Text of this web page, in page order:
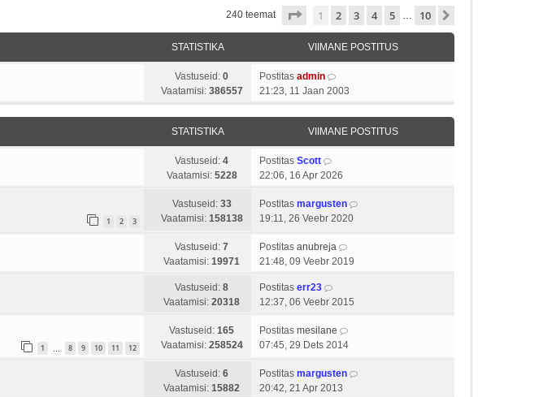
240 teemat . leht 10 -st
1 2 3 4 5 … 10
STATISTIKA VIIMANE POSTITUS
Vastuseid: 0
Vaatamisi: 386557
Postitas admin
21:23, 11 Jaan 2003
STATISTIKA VIIMANE POSTITUS
Vastuseid: 4
Vaatamisi: 5228
Postitas Scott
22:06, 16 Apr 2026
1 2 3
Vastuseid: 33
Vaatamisi: 158138
Postitas margusten
19:11, 26 Veebr 2020
Vastuseid: 7
Vaatamisi: 19971
Postitas anubreja
21:48, 09 Veebr 2019
Vastuseid: 8
Vaatamisi: 20318
Postitas err23
12:37, 06 Veebr 2015
1 8 9 10 11 12
Vastuseid: 165
Vaatamisi: 258524
Postitas mesilane
07:45, 29 Dets 2014
Vastuseid: 6
Vaatamisi: 15882
Postitas margusten
20:42, 21 Apr 2013